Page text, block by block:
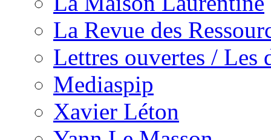
La Revue des
Lettres ouvertes / Les
Mediaspip
Xavier Léton